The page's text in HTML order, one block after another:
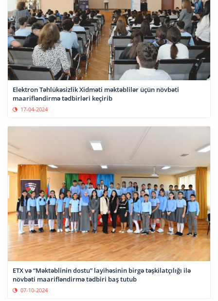
Elektron Təhlükəsizlik Xidməti məktəblilər üçün növbəti
maarifləndirmə tədbirləri keçirib
17-04-2024
ETX və “Məktəblinin dostu” layihəsinin birgə təşkilatçılığı ilə
növbəti maarifləndirmə tədbiri baş tutub
07-10-2024